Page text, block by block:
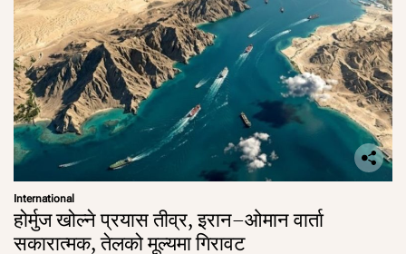
International
होर्मुज खोल्ने प्रयास तीव्र, इरान–ओमान वार्ता
सकारात्मक, तेलको मूल्यमा गिरावट